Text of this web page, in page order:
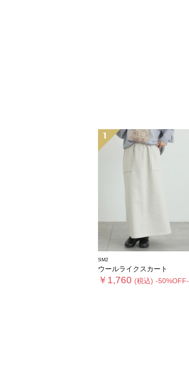
1
SM2
ウールライクスカート
￥1,760 (税込) -50%OFF-